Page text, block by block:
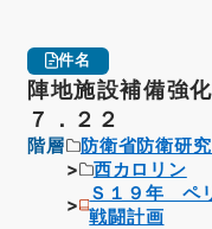
件名
陣地施設補備強
７．２２
階層 防衛省防衛研
西カロリン
Ｓ１９年 ペ
戦闘計画